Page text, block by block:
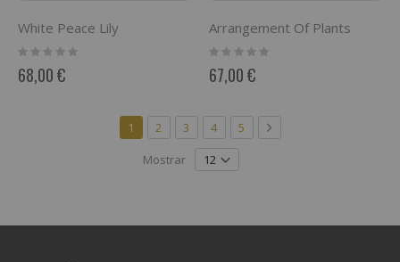
White Peace Lily
Rating:
0%
68,00 €
Arrangement Of Plants
Rating:
0%
67,00 €
Página
Actualmente estás leyendo página
1 Página
2 Página
3 Página
4 Página
5 Página
Siguiente
Mostrar